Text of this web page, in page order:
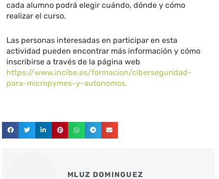
cada alumno podrá elegir cuándo, dónde y cómo
realizar el curso.
Las personas interesadas en participar en esta
actividad pueden encontrar más información y cómo
inscribirse a través de la página web
https://www.incibe.es/formacion/ciberseguridad-
para-micropymes-y-autonomos.
MLUZ DOMINGUEZ